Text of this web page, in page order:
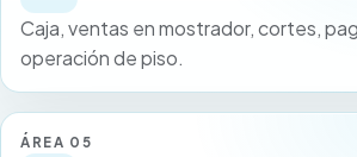
Caja, ventas en mostrador, cortes,
operación de piso.
ÁREA 05